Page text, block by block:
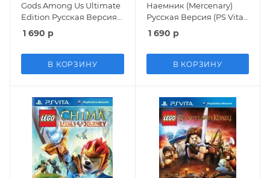
Gods Among Us Ultimate
Edition Русская Версия
(PS Vita) USED Б/У
1 690 р
В КОРЗИНУ
Наемник (Mercenary)
Русская Версия (PS Vita)
USED Б/У
1 690 р
В КОРЗИНУ